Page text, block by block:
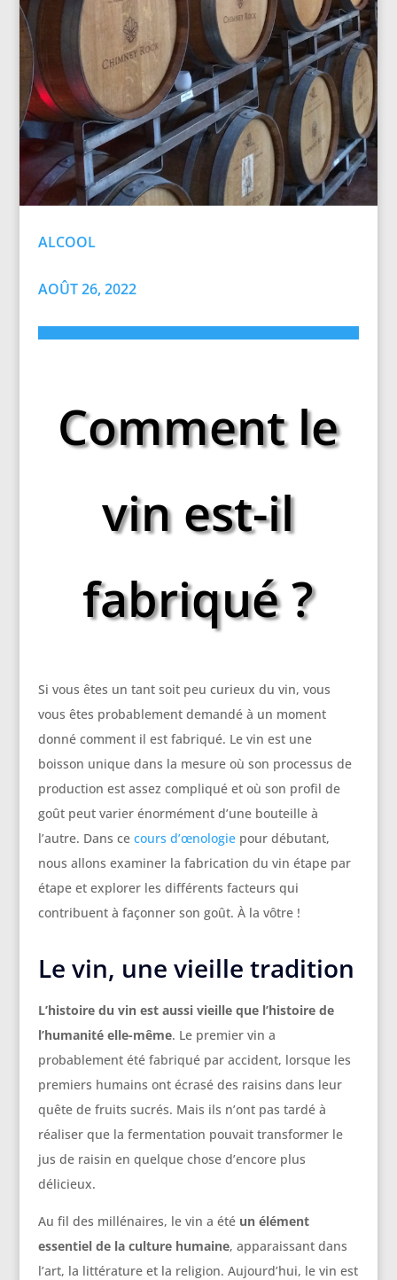
ALCOOL
AOÛT 26, 2022
Comment le
vin est-il
fabriqué ?
Si vous êtes un tant soit peu curieux du vin, vous
vous êtes probablement demandé à un moment
donné comment il est fabriqué. Le vin est une
boisson unique dans la mesure où son processus de
production est assez compliqué et où son profil de
goût peut varier énormément d’une bouteille à
l’autre. Dans ce cours d’œnologiepour débutant,
nous allons examiner la fabrication du vin étape par
étape et explorer les différents facteurs qui
contribuent à façonner son goût. À la vôtre !
Le vin, une vieille tradition
L’histoire du vin est aussi vieille que l’histoire de
l’humanité elle-même. Le premier vin a
probablement été fabriqué par accident, lorsque les
premiers humains ont écrasé des raisins dans leur
quête de fruits sucrés. Mais ils n’ont pas tardé à
réaliser que la fermentation pouvait transformer le
jus de raisin en quelque chose d’encore plus
délicieux.
Au fil des millénaires, le vin a été un élément
essentiel de la culture humaine, apparaissant dans
l’art, la littérature et la religion. Aujourd’hui, le vin est